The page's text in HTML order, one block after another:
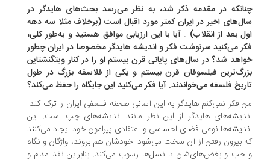
در مقدمه ذکر شد، به نظر می‌رسد بحث‌های هایدگر در
اخیر در ایران کمتر مورد اقبال است (برخلاف مثلا سه دهه
بعد از انقلاب) . آیا با این ارزیابی موافق هستید و به‌طور کلی،
می‌کنید سرنوشت فکر و اندیشه هایدگر مخصوصا در ایران چطور
شد؟ در سال‌های پایانی قرن بیستم او را در کنار ویتگنشتاین
فیلسوفان قرن بیستم و یکی از فلاسفه بزرگ در طول
فلسفه می‌خواندند. آیا فکر می‌کنید این جایگاه را حفظ می‌کند؟
فکر نمی‌کنم هایدگر به این آسانی صحنه فلسفی ایران را ترک کند.
هایدگر از این نظر مانند اندیشه‌های چپ است. این
نوعی فضای احساسی و اعتقادی پیرامون خود ایجاد می‌کنند
بیرون رفتن از آن سخت می‌شود. خودشان هم بروند، واژگان و نگاه
و بغض‌های‌شان تا نسل‌ها رسوب می‌کند. بنابراین نقد مدام و